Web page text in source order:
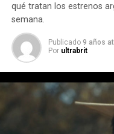
qué tratan los estrenos
semana.
Publicado 9 años
Por ultrabrit